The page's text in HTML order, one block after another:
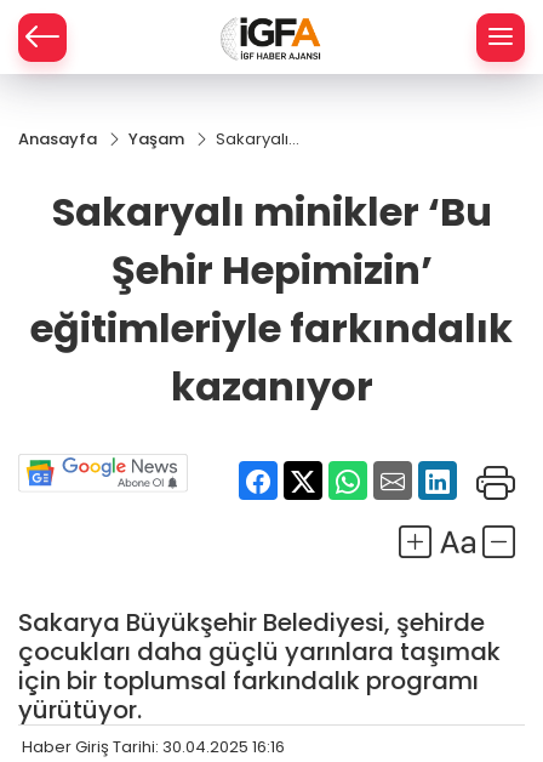
Anasayfa Yaşam
Sakaryalı
Hepimizin’
farkındalık
kazanıyor
Sakaryalı minikler ‘Bu
Şehir Hepimizin’
eğitimleriyle farkındalık
kazanıyor
Sakarya Büyükşehir Belediyesi, şehirde
çocukları daha güçlü yarınlara taşımak
için bir toplumsal farkındalık programı
yürütüyor.
Haber Giriş Tarihi: 30.04.2025 16:16